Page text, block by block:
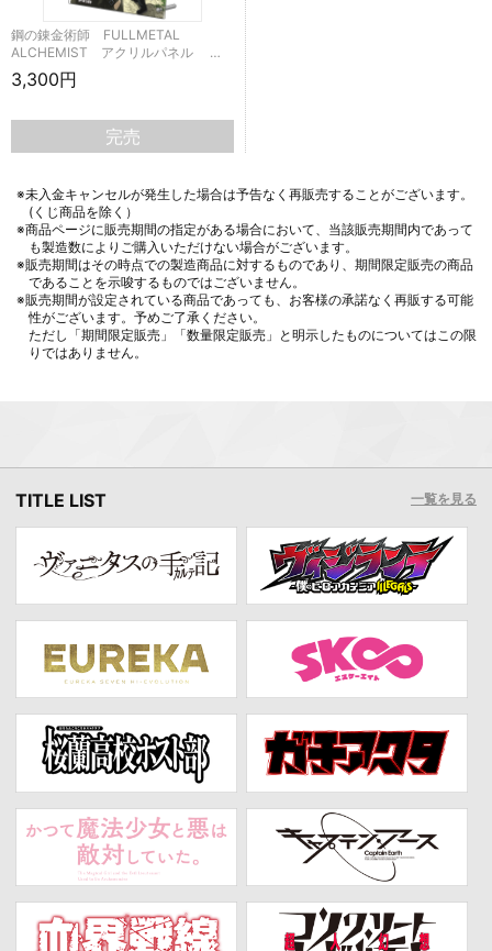
鋼の錬金術師 FULLMETAL
ALCHEMIST アクリルパネル …
3,300円
完売
※未入金キャンセルが発生した場合は予告なく再販売することがございます。
(くじ商品を除く）
※商品ページに販売期間の指定がある場合において、当該販売期間内であって
も製造数によりご購入いただけない場合がございます。
※販売期間はその時点での製造商品に対するものであり、期間限定販売の商品
であることを示唆するものではございません。
※販売期間が設定されている商品であっても、お客様の承諾なく再販する可能
性がございます。予めご了承ください。
ただし「期間限定販売」「数量限定販売」と明示したものについてはこの限
りではありません。
TITLE LIST 一覧を見る